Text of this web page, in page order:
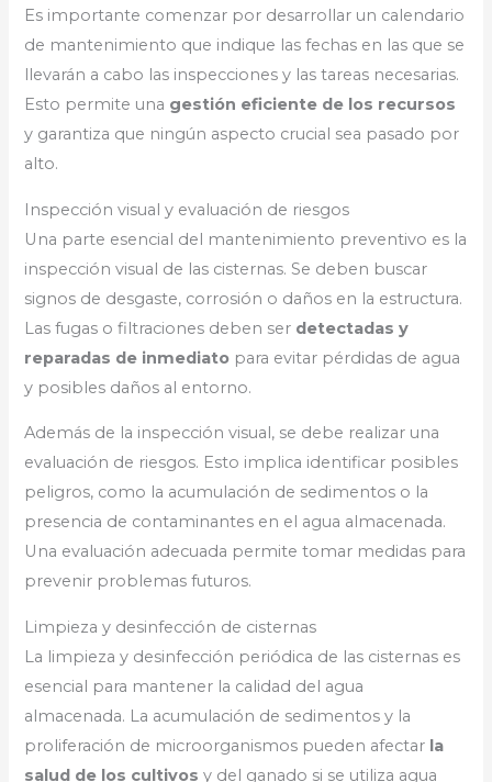
Es importante comenzar por desarrollar un calendario
de mantenimiento que indique las fechas en las que se
llevarán a cabo las inspecciones y las tareas necesarias.
Esto permite una gestión eficiente de los recursos
y garantiza que ningún aspecto crucial sea pasado por
alto.
Inspección visual y evaluación de riesgos
Una parte esencial del mantenimiento preventivo es la
inspección visual de las cisternas. Se deben buscar
signos de desgaste, corrosión o daños en la estructura.
Las fugas o filtraciones deben ser detectadas y
reparadas de inmediato para evitar pérdidas de agua
y posibles daños al entorno.
Además de la inspección visual, se debe realizar una
evaluación de riesgos. Esto implica identificar posibles
peligros, como la acumulación de sedimentos o la
presencia de contaminantes en el agua almacenada.
Una evaluación adecuada permite tomar medidas para
prevenir problemas futuros.
Limpieza y desinfección de cisternas
La limpieza y desinfección periódica de las cisternas es
esencial para mantener la calidad del agua
almacenada. La acumulación de sedimentos y la
proliferación de microorganismos pueden afectar la
salud de los cultivos y del ganado si se utiliza agua